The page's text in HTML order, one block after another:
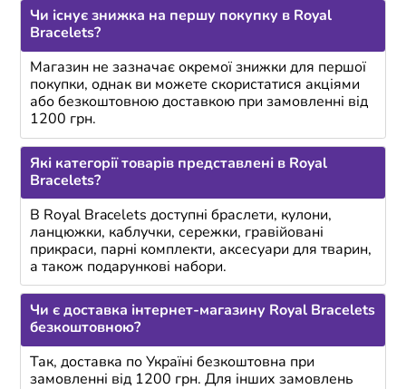
Чи існує знижка на першу покупку в Royal
Bracelets?
Магазин не зазначає окремої знижки для першої
покупки, однак ви можете скористатися акціями
або безкоштовною доставкою при замовленні від
1200 грн.
Які категорії товарів представлені в Royal
Bracelets?
В Royal Bracelets доступні браслети, кулони,
ланцюжки, каблучки, сережки, гравійовані
прикраси, парні комплекти, аксесуари для тварин,
а також подарункові набори.
Чи є доставка інтернет-магазину Royal Bracelets
безкоштовною?
Так, доставка по Україні безкоштовна при
замовленні від 1200 грн. Для інших замовлень